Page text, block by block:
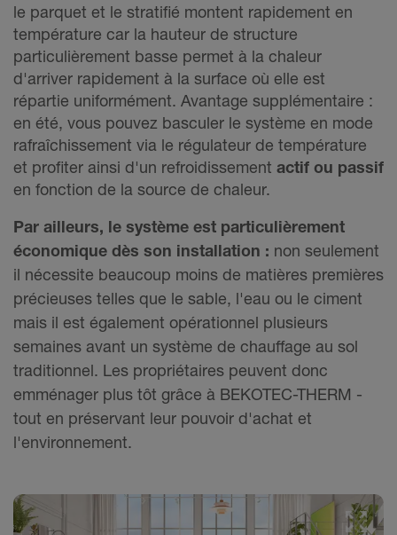
le parquet et le stratifié montent rapidement en
température car la hauteur de structure
particulièrement basse permet à la chaleur
d'arriver rapidement à la surface où elle est
répartie uniformément. Avantage supplémentaire :
en été, vous pouvez basculer le système en mode
rafraîchissement via le régulateur de température
et profiter ainsi d'un refroidissement actif ou passif
en fonction de la source de chaleur.
Par ailleurs, le système est particulièrement
économique dès son installation : non seulement
il nécessite beaucoup moins de matières premières
précieuses telles que le sable, l'eau ou le ciment
mais il est également opérationnel plusieurs
semaines avant un système de chauffage au sol
traditionnel. Les propriétaires peuvent donc
emménager plus tôt grâce à BEKOTEC-THERM -
tout en préservant leur pouvoir d'achat et
l'environnement.